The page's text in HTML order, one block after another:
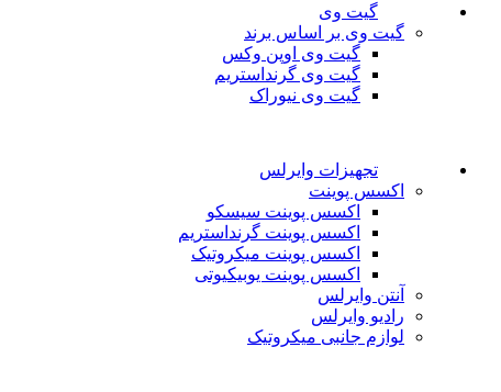
گیت وی
گیت وی بر اساس برند
گیت وی اوپن وکس
گیت وی گرنداستریم
گیت وی نیوراک
تجهیزات وایرلس
اکسس پوینت
اکسس پوینت سیسکو
اکسس پوینت گرنداستریم
اکسس پوینت میکروتیک
اکسس پوینت یوبیکیوتی
آنتن وایرلس
رادیو وایرلس
لوازم جانبی میکروتیک